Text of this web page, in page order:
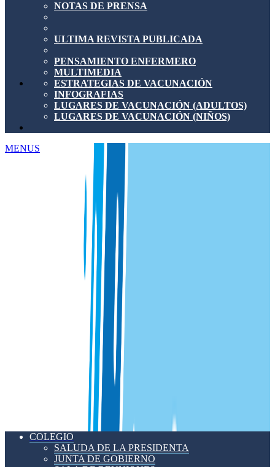
NOTAS DE PRENSA
ULTIMA REVISTA PUBLICADA
PENSAMIENTO ENFERMERO
MULTIMEDIA
ESTRATEGIAS DE VACUNACIÓN
INFOGRAFIAS
LUGARES DE VACUNACIÓN (ADULTOS)
LUGARES DE VACUNACIÓN (NIÑOS)
MENUS
COLEGIO
SALUDA DE LA PRESIDENTA
JUNTA DE GOBIERNO